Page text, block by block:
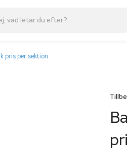
pris per sektion